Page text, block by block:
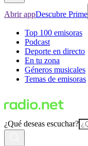
Abrir appDescubre Prime
Top 100 emisoras
Podcast
Deporte en directo
En tu zona
Géneros musicales
Temas de emisoras
¿Qué deseas escuchar?